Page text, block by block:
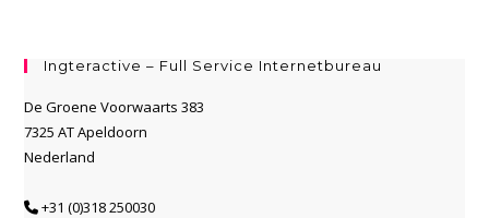
Ingteractive – Full Service Internetbureau
De Groene Voorwaarts 383
7325 AT Apeldoorn
Nederland
+31 (0)318 250030